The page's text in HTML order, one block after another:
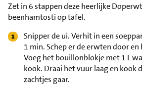
Zet in 6 stappen deze heerlijke
beenhamtosti op tafel.
Snipper de ui. Verhit in een
1 min. Schep er de erwten door en
Voeg het bouillonblokje met 1 L
kook. Draai het vuur laag en kook
zachtjes gaar.